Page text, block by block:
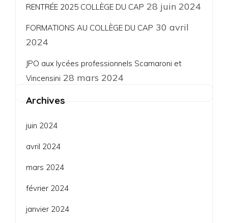
RENTRÉE 2025 COLLÈGE DU CAP 28 juin 2024
FORMATIONS AU COLLÈGE DU CAP 30 avril
2024
JPO aux lycées professionnels Scamaroni et
Vincensini 28 mars 2024
Archives
juin 2024
avril 2024
mars 2024
février 2024
janvier 2024